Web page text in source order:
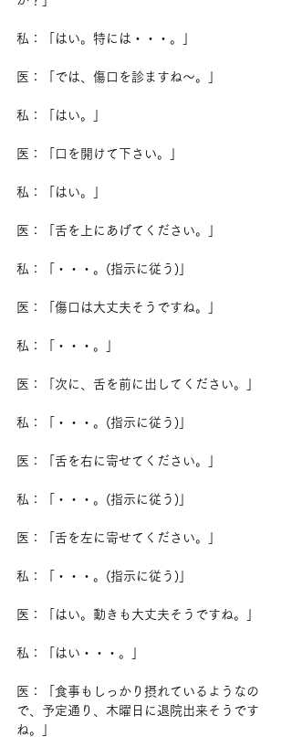
私：「はい。特には・・・。」
医：「では、傷口を診ますね～。」
私：「はい。」
医：「口を開けて下さい。」
私：「はい。」
医：「舌を上にあげてください。」
私：「・・・。(指示に従う)」
医：「傷口は大丈夫そうですね。」
私：「・・・。」
医：「次に、舌を前に出してください。」
私：「・・・。(指示に従う)」
医：「舌を右に寄せてください。」
私：「・・・。(指示に従う)」
医：「舌を左に寄せてください。」
私：「・・・。(指示に従う)」
医：「はい。動きも大丈夫そうですね。」
私：「はい・・・。」
医：「食事もしっかり摂れているようなの
で、予定通り、木曜日に退院出来そうです
ね。」